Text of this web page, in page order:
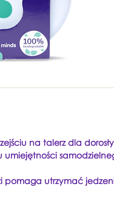
na talerz dla
umiejętności
pomaga utrzymać